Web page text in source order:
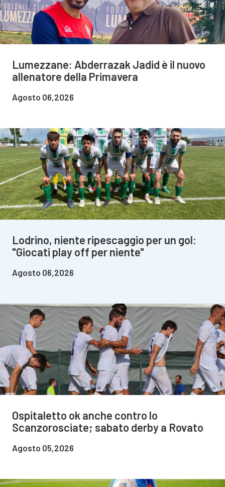
Lumezzane: Abderrazak Jadid è il nuovo
allenatore della Primavera
Agosto 06,2026
Lodrino, niente ripescaggio per un gol:
"Giocati play off per niente"
Agosto 06,2026
Ospitaletto ok anche contro lo
Scanzorosciate; sabato derby a Rovato
Agosto 05,2026